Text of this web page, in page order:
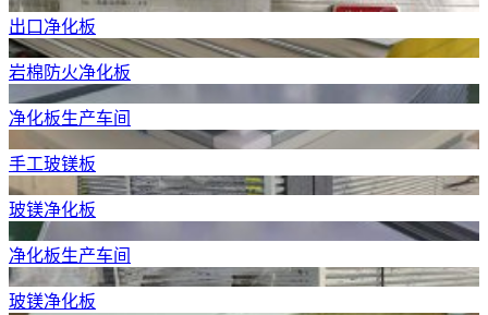
出口净化板
岩棉防火净化板
净化板生产车间
手工玻镁板
玻镁净化板
净化板生产车间
玻镁净化板